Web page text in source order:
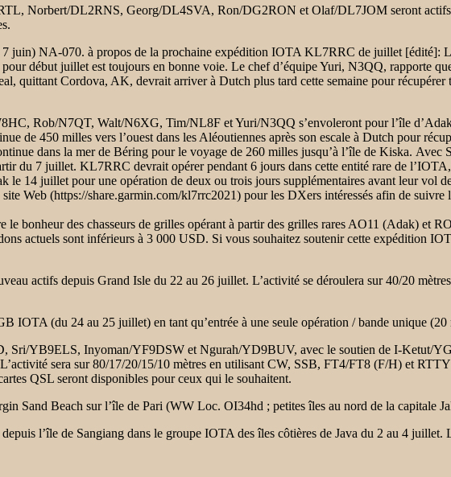
Norbert/DL2RNS, Georg/DL4SVA, Ron/DG2RON et Olaf/DL7JOM seront actifs
juin) NA-070. à propos de la prochaine expédition IOTA KL7RRC de juillet [édité]:
début juillet est toujours en bonne voie. Le chef d’équipe Yuri, N3QQ, rapporte
quittant Cordova, AK, devrait arriver à Dutch plus tard cette semaine pour récupérer
Rob/N7QT, Walt/N6XG, Tim/NL8F et Yuri/N3QQ s’envoleront pour l’île
de 450 milles vers l’ouest dans les Aléoutiennes après son escale à Dutch pour
dans la mer de Béring pour le voyage de 260 milles jusqu’à l’île de Kiska. Avec
du 7 juillet. KL7RRC devrait opérer pendant 6 jours dans cette entité rare de
le 14 juillet pour une opération de deux ou trois jours supplémentaires avant leur vol
Web (https://share.garmin.com/kl7rrc2021) pour les DXers intéressés afin de suivre
le bonheur des chasseurs de grilles opérant à partir des grilles rares AO11 (Adak) et
actuels sont inférieurs à 3 000 USD. Si vous souhaitez soutenir cette expédition
actifs depuis Grand Isle du 22 au 26 juillet. L’activité se déroulera sur 40/20
IOTA (du 24 au 25 juillet) en tant qu’entrée à une seule opération / bande unique (20
Sri/YB9ELS, Inyoman/YF9DSW et Ngurah/YD9BUV, avec le soutien de I-Ketut/
sera sur 80/17/20/15/10 mètres en utilisant CW, SSB, FT4/FT8 (F/H) et
QSL seront disponibles pour ceux qui le souhaitent.
Beach sur l’île de Pari (WW Loc. OI34hd ; petites îles au nord de la capitale
l’île de Sangiang dans le groupe IOTA des îles côtières de Java du 2 au 4 juillet.